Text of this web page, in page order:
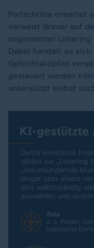
Fortschritte erwartet
verweist Breuer auf
sogenannter
Dabei handelt es
Gefechtsköpfen
gesteuert werden
unterstützt selbst